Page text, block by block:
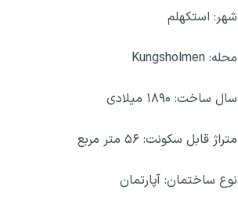
شهر: استکهلم
محله: Kungsholmen
سال ساخت: ۱۸۹۰ میلادی
متراژ قابل سکونت: ۵۶ متر مربع
نوع ساختمان: آپارتمان